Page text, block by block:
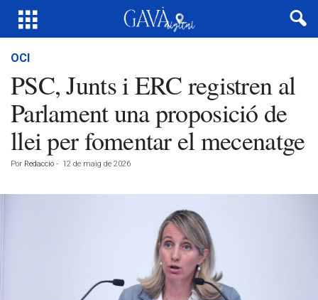
OCI
PSC, Junts i ERC registren al
Parlament una proposició de
llei per fomentar el mecenatge
Por Redacció - 12 de maig de 2026